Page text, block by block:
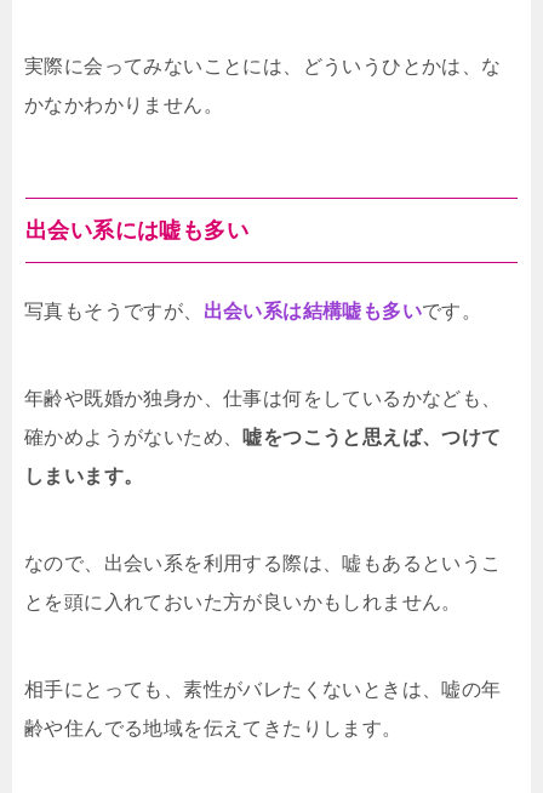
実際に会ってみないことには、どういうひとかは、な
かなかわかりません。
出会い系には嘘も多い
写真もそうですが、 出会い系は結構嘘も多いです。
年齢や既婚か独身か、仕事は何をしているかなども、
確かめようがないため、 嘘をつこうと思えば、つけて
しまいます。
なので、出会い系を利用する際は、嘘もあるというこ
とを頭に入れておいた方が良いかもしれません。
相手にとっても、素性がバレたくないときは、嘘の年
齢や住んでる地域を伝えてきたりします。